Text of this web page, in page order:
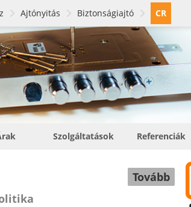
Ajtónyitás Biztonságiajtó CR
Szolgáltatások Referenciák
Tovább